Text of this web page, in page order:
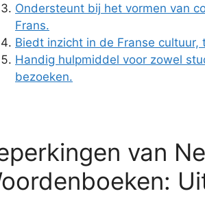
Ondersteunt bij het vormen van
Frans.
Biedt inzicht in de Franse
Handig hulpmiddel voor zowel
bezoeken.
van